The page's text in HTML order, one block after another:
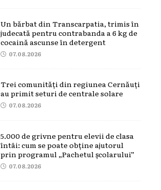
Un bărbat din Transcarpatia, trimis în
judecată pentru contrabanda a 6 kg de
cocaină ascunse în detergent
07.08.2026
Trei comunități din regiunea Cernăuți
au primit seturi de centrale solare
07.08.2026
5.000 de grivne pentru elevii de clasa
întâi: cum se poate obține ajutorul
prin programul „Pachetul școlarului”
07.08.2026